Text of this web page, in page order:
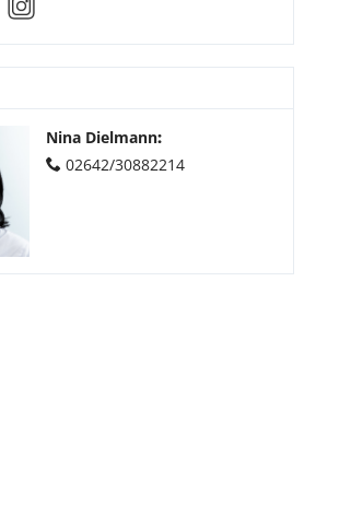
Nina Dielmann:
02642/30882214